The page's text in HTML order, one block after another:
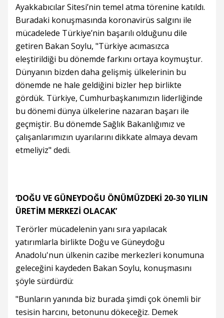
Ayakkabıcılar Sitesi’nin temel atma törenine katıldı.
Buradaki konuşmasında koronavirüs salgını ile
mücadelede Türkiye’nin başarılı olduğunu dile
getiren Bakan Soylu, "Türkiye acımasızca
eleştirildiği bu dönemde farkını ortaya koymuştur.
Dünyanın bizden daha gelişmiş ülkelerinin bu
dönemde ne hale geldiğini bizler hep birlikte
gördük. Türkiye, Cumhurbaşkanımızın liderliğinde
bu dönemi dünya ülkelerine nazaran başarı ile
geçmiştir. Bu dönemde Sağlık Bakanlığımız ve
çalışanlarımızın uyarılarını dikkate almaya devam
etmeliyiz" dedi.
‘DOĞU VE GÜNEYDOĞU ÖNÜMÜZDEKİ 20-30 YILIN
ÜRETİM MERKEZİ OLACAK’
Terörler mücadelenin yanı sıra yapılacak
yatırımlarla birlikte Doğu ve Güneydoğu
Anadolu'nun ülkenin cazibe merkezleri konumuna
geleceğini kaydeden Bakan Soylu, konuşmasını
şöyle sürdürdü:
"Bunların yanında biz burada şimdi çok önemli bir
tesisin harcını, betonunu dökeceğiz. Demek